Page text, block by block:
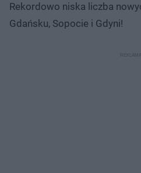
Rekordowo niska liczba
Gdańsku, Sopocie i Gdyni!